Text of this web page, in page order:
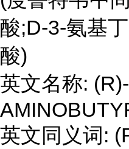
酸;D-3-氨基
酸)
英文名称:
英文同义词: